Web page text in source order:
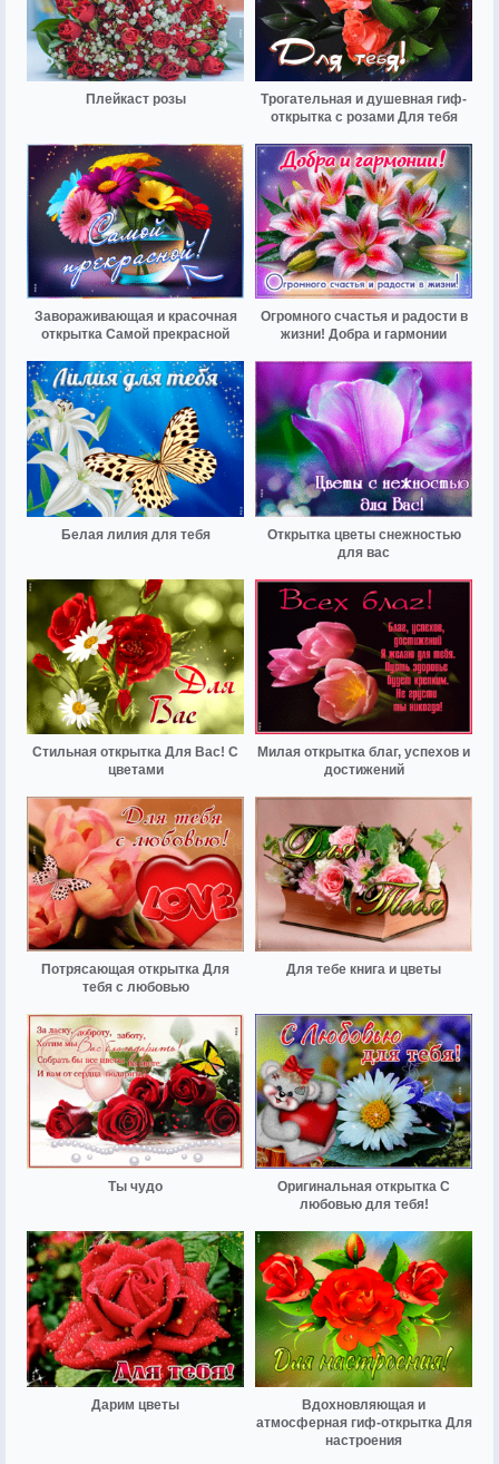
Плейкаст розы
Трогательная и душевная гиф-
открытка с розами Для тебя
Завораживающая и красочная
открытка Самой прекрасной
Огромного счастья и радости в
жизни! Добра и гармонии
Белая лилия для тебя
Открытка цветы снежностью
для вас
Стильная открытка Для Вас! С
цветами
Милая открытка благ, успехов и
достижений
Потрясающая открытка Для
тебя с любовью
Для тебе книга и цветы
Ты чудо
Оригинальная открытка С
любовью для тебя!
Дарим цветы
Вдохновляющая и
атмосферная гиф-открытка Для
настроения